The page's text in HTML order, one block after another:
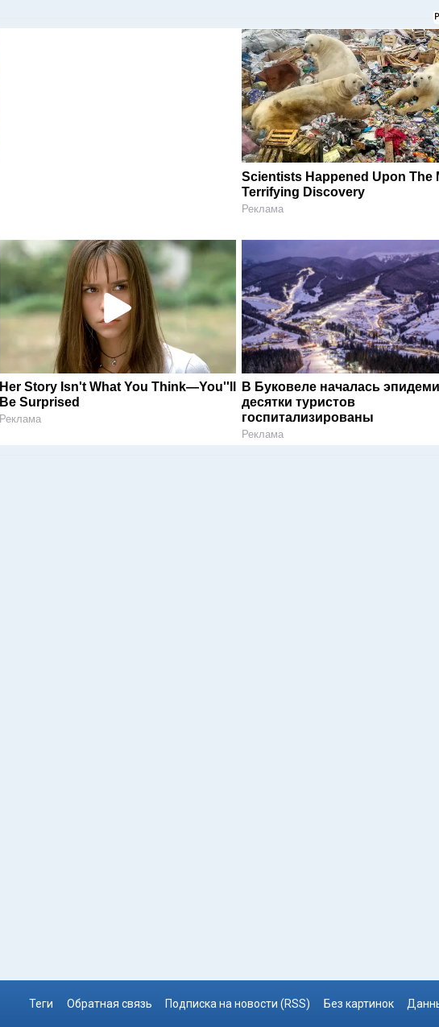
Scientists Happened Upon The
Terrifying Discovery
Реклама
Her Story Isn't What You Think—You''ll
Be Surprised
Реклама
В Буковеле началась
десятки туристов
госпитализированы
Реклама
Теги Обратная связь Подписка на новости (RSS) Без картинок